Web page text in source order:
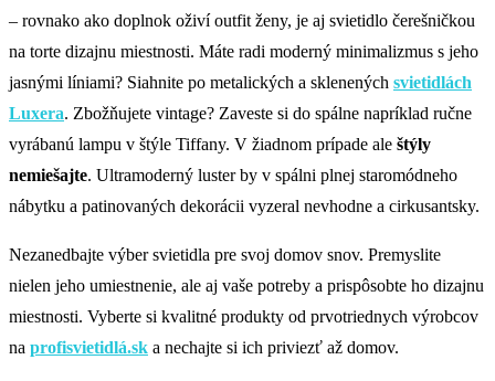
– rovnako ako doplnok oživí outfit ženy, je aj svietidlo čerešničkou
na torte dizajnu miestnosti. Máte radi moderný minimalizmus s jeho
jasnými líniami? Siahnite po metalických a sklenených svietidlách
Luxera. Zbožňujete vintage? Zaveste si do spálne napríklad ručne
vyrábanú lampu v štýle Tiffany. V žiadnom prípade ale štýly
nemiešajte. Ultramoderný luster by v spálni plnej staromódneho
nábytku a patinovaných dekorácii vyzeral nevhodne a cirkusantsky.
Nezanedbajte výber svietidla pre svoj domov snov. Premyslite
nielen jeho umiestnenie, ale aj vaše potreby a prispôsobte ho dizajnu
miestnosti. Vyberte si kvalitné produkty od prvotriednych výrobcov
na profisvietidlá.sk a nechajte si ich priviezť až domov.